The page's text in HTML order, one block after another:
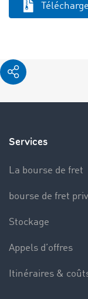
Services
La bourse de fret
bourse de fret
Stockage
Appels d’offres
Itinéraires &